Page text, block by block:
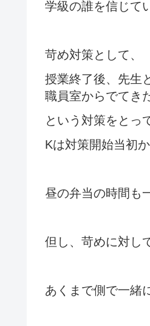
学級の誰を信じて
苛め対策として、
授業終了後、先生
職員室からでてき
という対策をとっ
Kは対策開始当初
昼の弁当の時間も
但し、苛めに対し
あくまで側で一緒